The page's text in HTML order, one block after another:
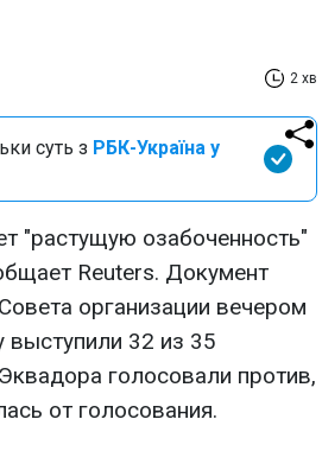
2 хв
суть з РБК-Україна у
"растущую озабоченность"
Reuters. Документ
организации вечером
выступили 32 из 35
голосовали против,
от голосования.